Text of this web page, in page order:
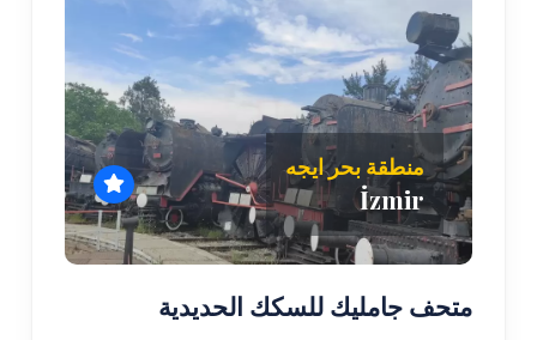
منطقة بحر ايجه
İzmir
متحف جامليك للسكك الحديدية